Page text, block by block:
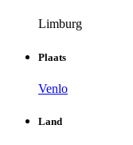
Limburg
Plaats
Venlo
Land